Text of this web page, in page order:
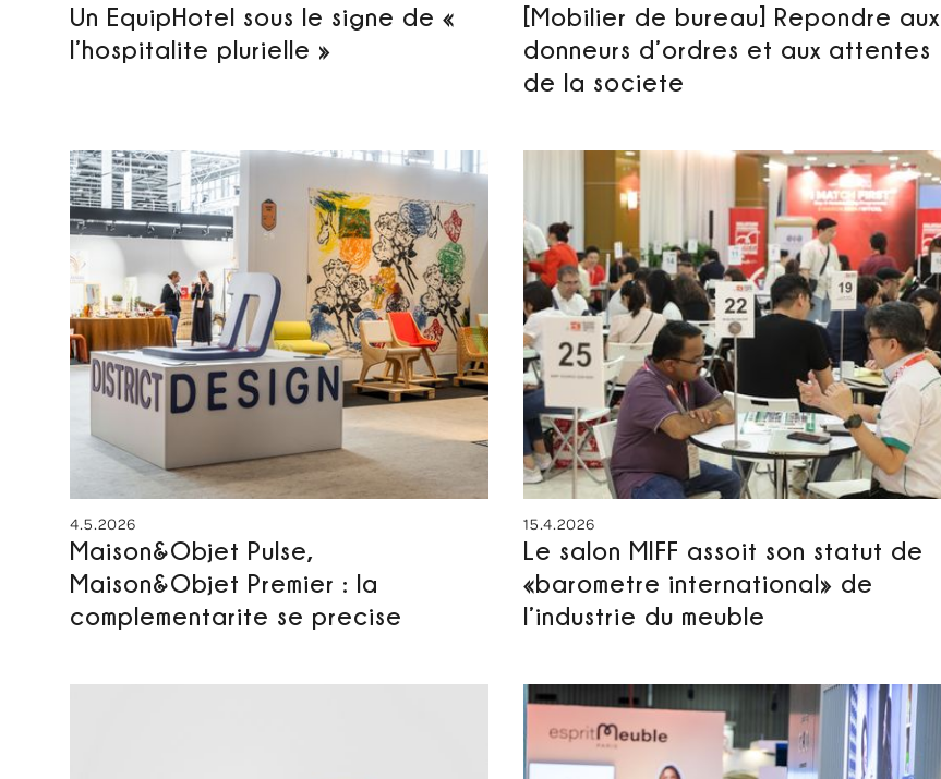
Un EquipHotel sous le signe de «
l’hospitalite plurielle »
[Mobilier de bureau] Repondre aux
donneurs d’ordres et aux attentes
de la societe
4.5.2026
Maison&Objet Pulse,
Maison&Objet Premier : la
complementarite se precise
15.4.2026
Le salon MIFF assoit son statut de
«barometre international» de
l’industrie du meuble